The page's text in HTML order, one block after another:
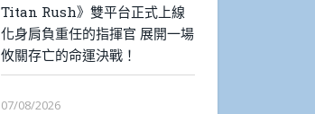
Titan Rush》雙平台正式上線
化身肩負重任的指揮官 展開一場
攸關存亡的命運決戰！
07/08/2026